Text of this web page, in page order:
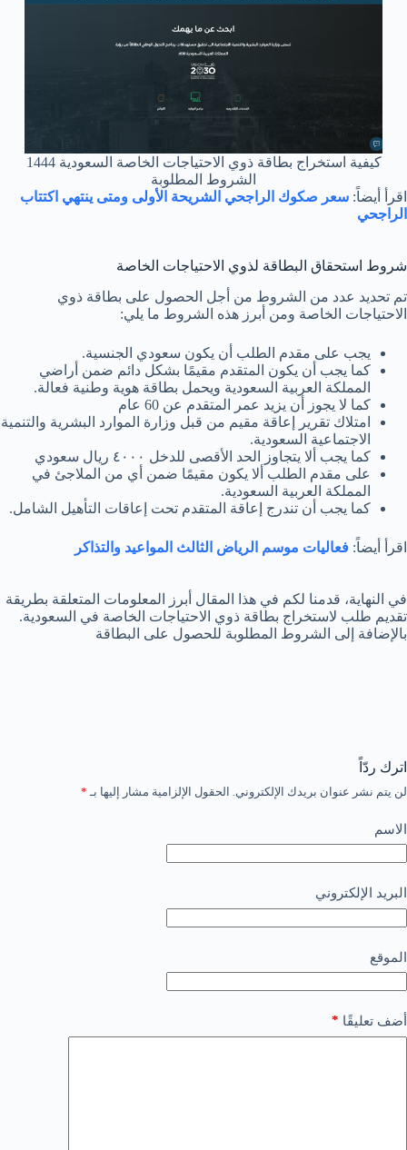
كيفية استخراج بطاقة ذوي الاحتياجات الخاصة السعودية 1444
الشروط المطلوبة
اقرأ أيضاً: سعر صكوك الراجحي الشريحة الأولى ومتى ينتهي اكتتاب
الراجحي
شروط استحقاق البطاقة لذوي الاحتياجات الخاصة
تم تحديد عدد من الشروط من أجل الحصول على بطاقة ذوي
الاحتياجات الخاصة ومن أبرز هذه الشروط ما يلي:
يجب على مقدم الطلب أن يكون سعودي الجنسية.
كما يجب أن يكون المتقدم مقيمًا بشكل دائم ضمن أراضي
المملكة العربية السعودية ويحمل بطاقة هوية وطنية فعالة.
كما لا يجوز أن يزيد عمر المتقدم عن 60 عام
امتلاك تقرير إعاقة مقيم من قبل وزارة الموارد البشرية والتنمية
الاجتماعية السعودية.
كما يجب ألا يتجاوز الحد الأقصى للدخل ٤٠٠٠ ريال سعودي
على مقدم الطلب ألا يكون مقيمًا ضمن أي من الملاجئ في
المملكة العربية السعودية.
كما يجب أن تندرج إعاقة المتقدم تحت إعاقات التأهيل الشامل.
اقرأ أيضاً: فعاليات موسم الرياض الثالث المواعيد والتذاكر
في النهاية، قدمنا لكم في هذا المقال أبرز المعلومات المتعلقة بطريقة
تقديم طلب لاستخراج بطاقة ذوي الاحتياجات الخاصة في السعودية.
بالإضافة إلى الشروط المطلوبة للحصول على البطاقة
اترك ردّاً
لن يتم نشر عنوان بريدك الإلكتروني. الحقول الإلزامية مشار إليها بـ *
الاسم
البريد الإلكتروني
الموقع
أضف تعليقًا *